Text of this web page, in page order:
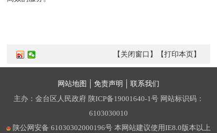
【打印本页】
【关闭窗口】
网站地图 免责声明
联系我们
主办：金台区人民政府 陕ICP备19001640-1号 网站标识码：
6103030010
陕公网安备 61030302000196号 本网站建议使用IE8.0版本以上